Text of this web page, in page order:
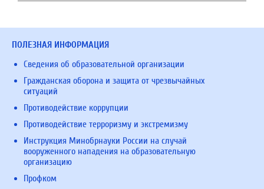
ПОЛЕЗНАЯ ИНФОРМАЦИЯ
Сведения об образовательной организации
Гражданская оборона и защита от чрезвычайных
ситуаций
Противодействие коррупции
Противодействие терроризму и экстремизму
Инструкция Минобрнауки России на случай
вооруженного нападения на образовательную
организацию
Профком